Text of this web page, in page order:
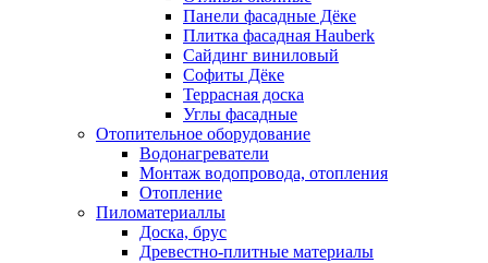
Панели фасадные Дёке
Плитка фасадная Hauberk
Сайдинг виниловый
Софиты Дёке
Террасная доска
Углы фасадные
Отопительное оборудование
Водонагреватели
Монтаж водопровода, отопления
Отопление
Пиломатериаллы
Доска, брус
Древестно-плитные материалы